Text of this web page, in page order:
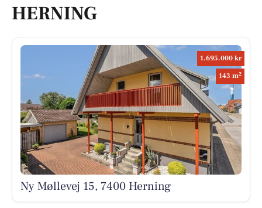
HERNING
1.695.000 kr
143 m2
Ny Møllevej 15, 7400 Herning